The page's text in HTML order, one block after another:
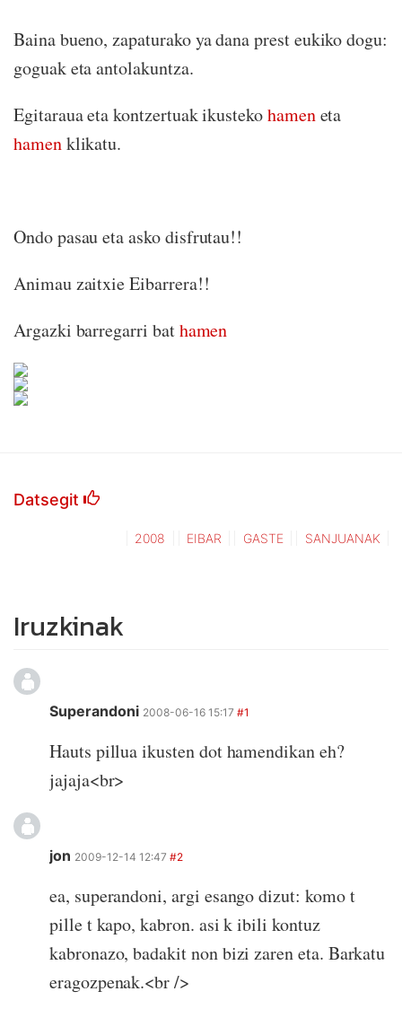
Baina bueno, zapaturako ya dana prest eukiko dogu:
goguak eta antolakuntza.
Egitaraua eta kontzertuak ikustekohameneta
hamenklikatu.
Ondo pasau eta asko disfrutau!!
Animau zaitxie Eibarrera!!
Argazki barregarri bathamen
Datsegit
2008 EIBAR GASTE SANJUANAK
Iruzkinak
Superandoni 2008-06-16 15:17 #1
Hauts pillua ikusten dot hamendikan eh?
jajaja<br>
jon 2009-12-14 12:47 #2
ea, superandoni, argi esango dizut: komo t
pille t kapo, kabron. asi k ibili kontuz
kabronazo, badakit non bizi zaren eta. Barkatu
eragozpenak.<br />